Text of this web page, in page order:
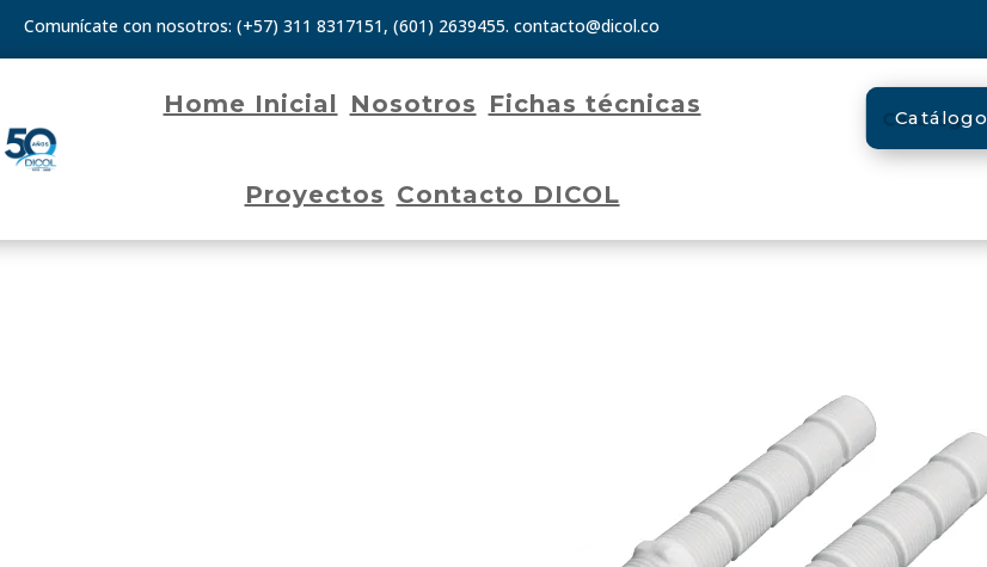
Comunícate con nosotros: (+57) 311 8317151, (601) 2639455. contacto@dicol.co
Home Inicial Nosotros Fichas técnicas
Proyectos Contacto DICOL
Catálogo